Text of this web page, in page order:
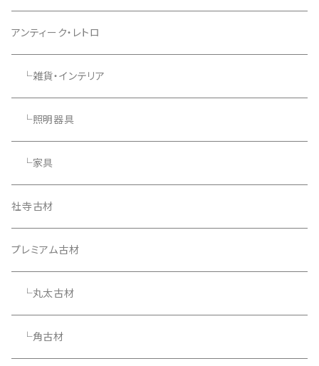
アンティーク・レトロ
└雑貨・インテリア
└照明器具
└家具
社寺古材
プレミアム古材
└丸太古材
└角古材